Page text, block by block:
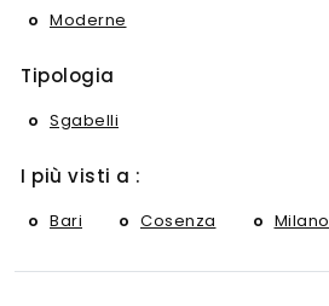
Moderne
Tipologia
Sgabelli
I più visti a :
Bari Cosenza Milano